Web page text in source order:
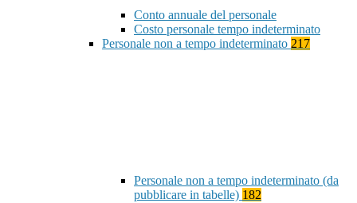
Conto annuale del personale
Costo personale tempo indeterminato
Personale non a tempo indeterminato 217
Personale non a tempo indeterminato (da
pubblicare in tabelle) 182